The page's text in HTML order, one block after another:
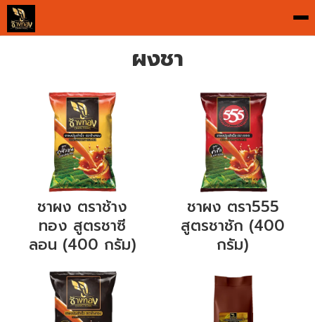
ผงชา
ชาผง ตราช้าง
ทอง สูตรชาซี
ลอน (400 กรัม)
ชาผง ตรา555
สูตรชาชัก (400
กรัม)